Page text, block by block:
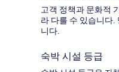
고객 정책과 문화적
라 다를 수 있습니다
니다.
숙박 시설 등급